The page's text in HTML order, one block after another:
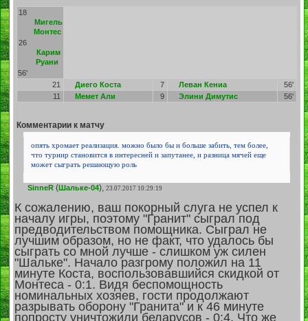
18
Мигель
Монтес
26
Карим
Руани
56'
21
Диего Коста 7 Леван Кениа
56'
11
Мемет Али 9 Элини Димутис 56'
Комментарии к матчу
опять хромает реализация. можно было бы и больше забить, тем более,
что турнир становится в интересней и запутанее, и разница мячей еще
может сыграть решающую роль
SinneR(Шальке-04), 23.07.2017 10:29:19
К сожалению, ваш покорный слуга не успел к
началу игры, поэтому "Гранит" сыграл под
предводительством помощника. Сыграл не
лучшим образом, но не факт, что удалось бы
сыграть со мной лучше - слишком уж силен
"Шальке". Начало разгрому положил на 11
минуте Коста, воспользовавшийся скидкой от
Монтеса - 0:1. Видя беспомощность
номинальных хозяев, гости продолжают
разрывать оборону "Гранита" и к 46 минуте
попросту уничтожили беларусов - 0:4. Что же